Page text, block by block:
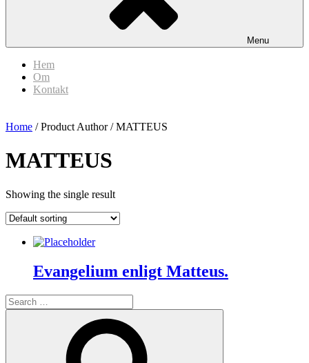
Menu
Hem
Om
Kontakt
Home / Product Author / MATTEUS
MATTEUS
Showing the single result
Evangelium enligt Matteus.
Search
for: